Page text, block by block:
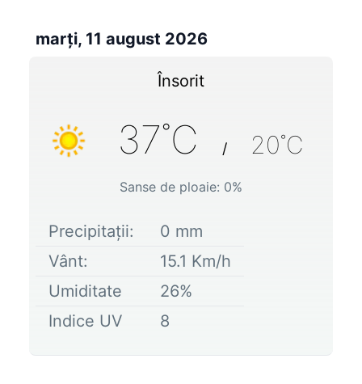
marți, 11 august 2026
Însorit
37˚C / 20˚C
Sanse de ploaie: 0%
Precipitații: 0 mm
Vânt:
15.1 Km/h
Umiditate
26%
Indice UV
8